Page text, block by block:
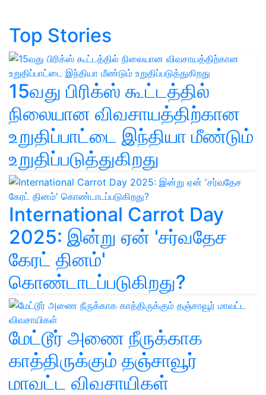
Top Stories
15வது பிரிக்ஸ் கூட்டத்தில்
நிலையான விவசாயத்திற்கான
உறுதிப்பாட்டை இந்தியா மீண்டும்
உறுதிப்படுத்துகிறது
International Carrot Day
2025: இன்று ஏன் 'சர்வதேச
கேரட் தினம்'
கொண்டாடப்படுகிறது?
மேட்டூர் அணை நீருக்காக
காத்திருக்கும் தஞ்சாவூர்
மாவட்ட விவசாயிகள்